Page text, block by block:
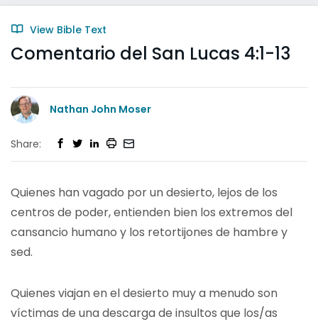
View Bible Text
Comentario del San Lucas 4:1-13
Nathan John Moser
Share:
Quienes han vagado por un desierto, lejos de los
centros de poder, entienden bien los extremos del
cansancio humano y los retortijones de hambre y
sed.
Quienes viajan en el desierto muy a menudo son
víctimas de una descarga de insultos que los/as